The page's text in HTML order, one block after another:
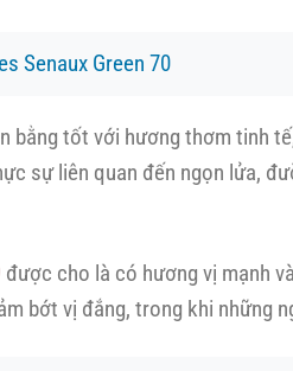
Senaux Green 70
bằng tốt với hương thơm tinh
sự liên quan đến ngọn lửa,
được cho là có hương vị mạnh
bớt vị đắng, trong khi những